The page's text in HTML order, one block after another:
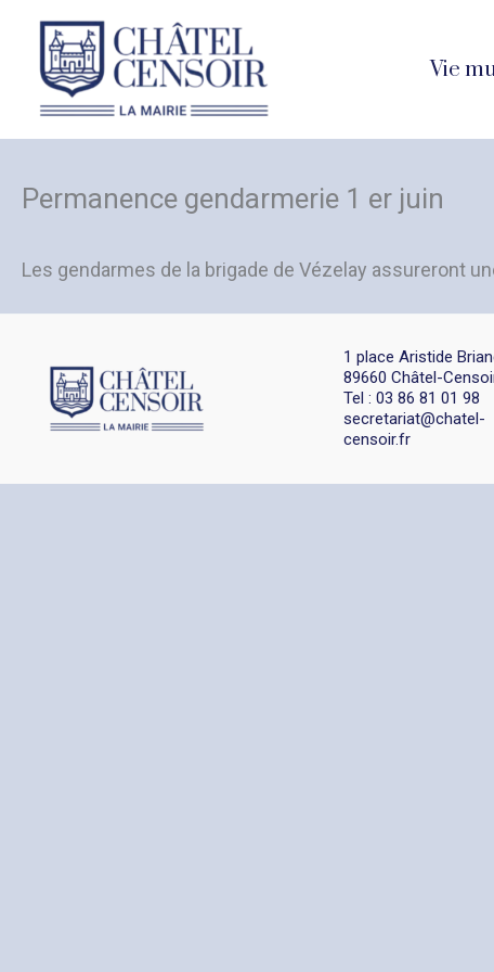
contenu
Vie
Permanence gendarmerie 1 er juin
Les gendarmes de la brigade de Vézelay assureront
1 place Aristide
89660 Châtel-
Tel : 03 86 81 01 98
secretariat@chatel-
censoir.fr